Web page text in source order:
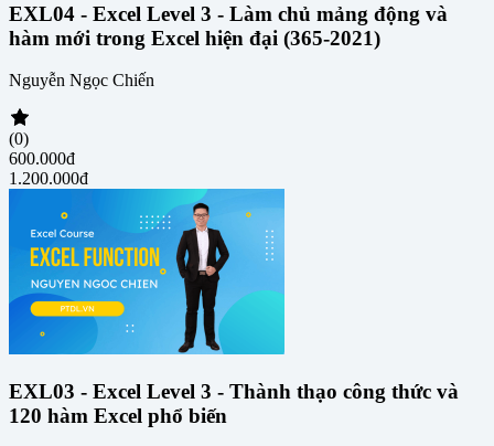
EXL04 - Excel Level 3 - Làm chủ mảng động và
hàm mới trong Excel hiện đại (365-2021)
Nguyễn Ngọc Chiến
(0)
600.000đ
1.200.000đ
EXL03 - Excel Level 3 - Thành thạo công thức và
120 hàm Excel phổ biến